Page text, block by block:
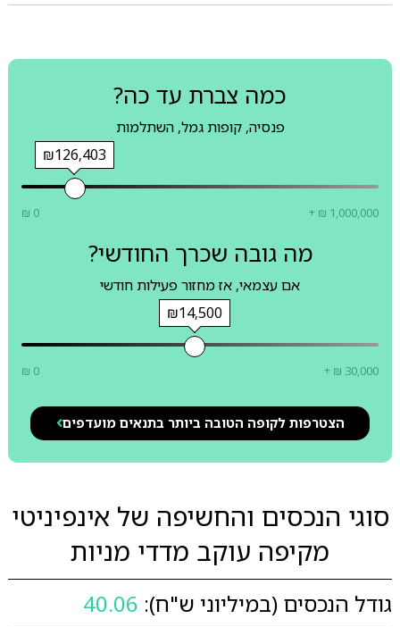
כמה צברת עד כה?
פנסיה, קופות גמל, השתלמות
₪126,403
₪ 0 + ₪ 1,000,000
מה גובה שכרך החודשי?
אם עצמאי, אז מחזור פעילות חודשי
₪14,500
₪ 0 + ₪ 30,000
הצטרפות לקופה הטובה ביותר בתנאים מועדפים
סוגי הנכסים והחשיפה של אינפיניטי
מקיפה עוקב מדדי מניות
גודל הנכסים (במיליוני ש"ח): 40.06